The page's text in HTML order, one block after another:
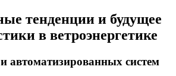
тенденции и будущее
в ветроэнергетике
автоматизированных систем